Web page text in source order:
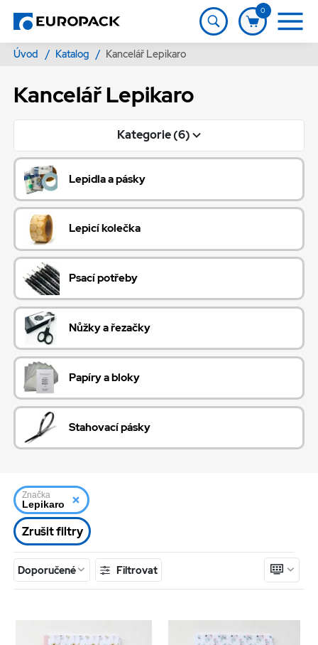
0
Úvod / Katalog / Kancelář Lepikaro
Kancelář Lepikaro
Kategorie (6)
Lepidla a pásky
Lepicí kolečka
Psací potřeby
Nůžky a řezačky
Papíry a bloky
Stahovací pásky
Značka
Lepikaro
Zrušit filtry
Doporučené Filtrovat